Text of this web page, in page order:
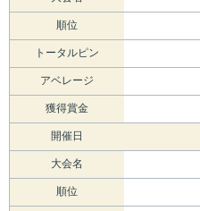
順位
トータルピン
アベレージ
獲得賞金
開催日
大会名
順位